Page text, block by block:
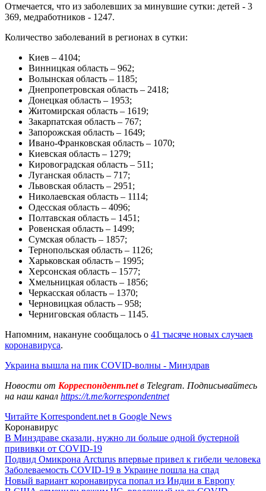
Отмечается, что из заболевших за минувшие сутки: детей - 3
369, медработников - 1247.
Количество заболеваний в регионах в сутки:
Киев – 4104;
Винницкая область – 962;
Волынская область – 1185;
Днепропетровская область – 2418;
Донецкая область – 1953;
Житомирская область – 1619;
Закарпатская область – 767;
Запорожская область – 1649;
Ивано-Франковская область – 1070;
Киевская область – 1279;
Кировоградская область – 511;
Луганская область – 717;
Львовская область – 2951;
Николаевская область – 1114;
Одесская область – 4096;
Полтавская область – 1451;
Ровенская область – 1499;
Сумская область – 1857;
Тернопольская область – 1126;
Харьковская область – 1995;
Херсонская область – 1577;
Хмельницкая область – 1856;
Черкасская область – 1370;
Черновицкая область – 958;
Черниговская область – 1145.
Напомним, накануне сообщалось о 41 тысяче новых случаев
коронавируса.
Украина вышла на пик COVID-волны - Минздрав
Новости от Корреспондент.netв Telegram. Подписывайтесь
на наш канал https://t.me/korrespondentnet
Читайте Korrespondent.net в Google News
Коронавирус
В Минздраве сказали, нужно ли больше одной бустерной
прививки от COVID-19
Подвид Омикрона Arcturus впервые привел к гибели человека
Заболеваемость COVID-19 в Украине пошла на спад
Новый вариант коронавируса попал из Индии в Европу